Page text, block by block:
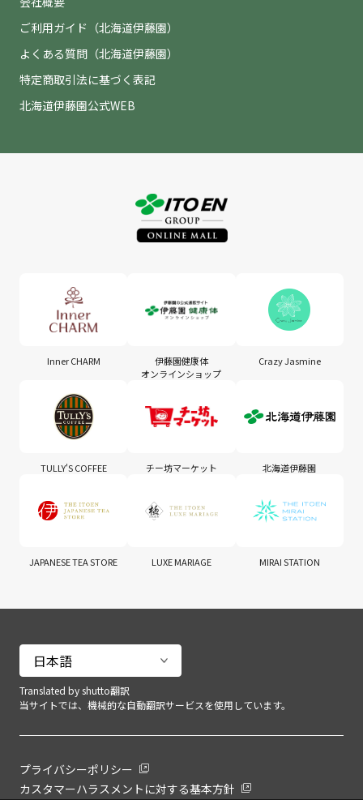
ご利用ガイド（北海道伊藤園）
よくある質問（北海道伊藤園）
特定商取引法に基づく表記
北海道伊藤園公式WEB
Translated by shutto翻訳
当サイトでは、機械的な自動翻訳サービスを使用しています。
Inner CHARM
伊藤園健康体
オンラインショップ
Crazy Jasmine
TULLY'S COFFEE チー坊マーケット 北海道伊藤園
JAPANESE TEA STORE LUXE MARIAGE MIRAI STATION
プライバシーポリシー
カスタマーハラスメントに対する基本方針